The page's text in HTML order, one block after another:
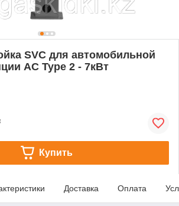
SVC для автомобильной
AC Type 2 - 7кВт
Купить
Доставка Оплата